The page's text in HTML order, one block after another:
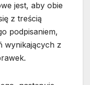
jest, aby obie
z treścią
podpisaniem,
wynikających z